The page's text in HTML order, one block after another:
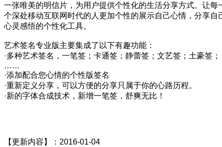
一张唯美的明信片，为用户提供个性化的生活分享方式。让每
个深处移动互联网时代的人更加个性的展示自己心情，分享自
心灵感悟的个性化工具。
艺术签名专业版主要集成了以下有趣功能：
·多种艺术签名，一笔签；卡通签；静蕾签；文艺签；土豪签；
……
·添加配合您心情的个性版签名
·重新定义分享，可以方便的分享只属于你的心路历程。
·新的字体合成技术，新增一笔签，舒爽无比！
【更新内容】：2016-01-04